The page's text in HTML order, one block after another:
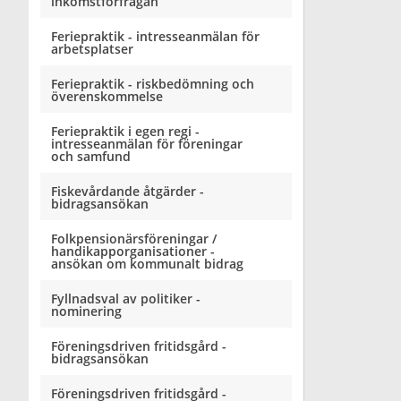
Feriepraktik - intresseanmälan för
arbetsplatser
Feriepraktik - riskbedömning och
överenskommelse
Feriepraktik i egen regi -
intresseanmälan för föreningar
och samfund
Fiskevårdande åtgärder -
bidragsansökan
Folkpensionärsföreningar /
handikapporganisationer -
ansökan om kommunalt bidrag
Fyllnadsval av politiker -
nominering
Föreningsdriven fritidsgård -
bidragsansökan
Föreningsdriven fritidsgård -